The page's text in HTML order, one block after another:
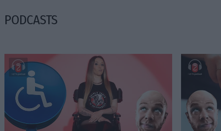
PODCASTS